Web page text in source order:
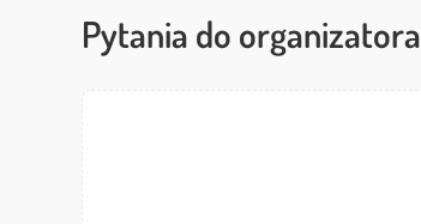
Pytania do organizatora